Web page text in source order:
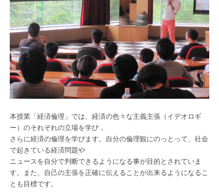
本授業「経済倫理」では、経済の色々な主義主張（イデオロギ
ー）のそれぞれの立場を学び，
さらに経済の倫理を学びます。自分の倫理観にのっとって、社会
で起きている経済問題や
ニュースを自分で判断できるようになる事が目的とされていま
す。また、自己の主張を正確に伝えることが出来るようになるこ
とも目標です。